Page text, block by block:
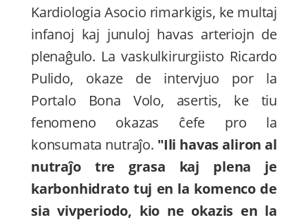
Kardiologia Asocio rimarkigis, ke multaj
infanoj kaj junuloj havas arteriojn de
plenaĝulo. La vaskulkirurgiisto Ricardo
Pulido, okaze de intervjuo por la
Portalo Bona Volo, asertis, ke tiu
fenomeno okazas ĉefe pro la
konsumata nutraĵo. "Ili havas aliron al
nutraĵo tre grasa kaj plena je
karbonhidrato tuj en la komenco de
sia vivperiodo, kio ne okazis en la